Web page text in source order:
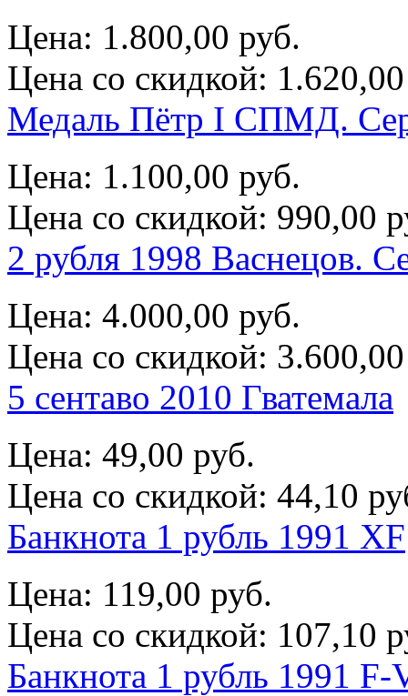
Цена: 1.800,00 руб.
Цена со скидкой:
Медаль Пётр I СПМД.
Цена: 1.100,00 руб.
Цена со скидкой: 990,00
2 рубля 1998 Васнецов.
Цена: 4.000,00 руб.
Цена со скидкой:
5 сентаво 2010 Гватемала
Цена: 49,00 руб.
Цена со скидкой: 44,10
Банкнота 1 рубль 1991 XF
Цена: 119,00 руб.
Цена со скидкой: 107,10
Банкнота 1 рубль 1991 F-